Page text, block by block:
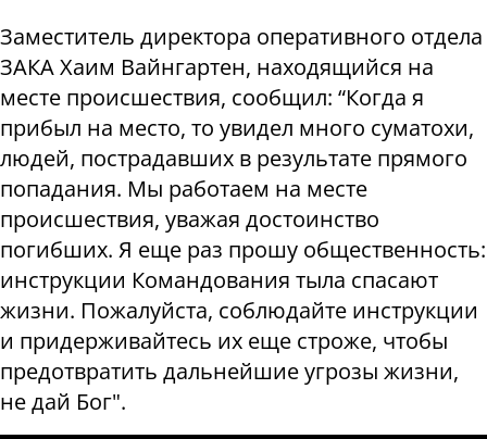
Заместитель директора оперативного отдела
ЗАКА Хаим Вайнгартен, находящийся на
месте происшествия, сообщил: “Когда я
прибыл на место, то увидел много суматохи,
людей, пострадавших в результате прямого
попадания. Мы работаем на месте
происшествия, уважая достоинство
погибших. Я еще раз прошу общественность:
инструкции Командования тыла спасают
жизни. Пожалуйста, соблюдайте инструкции
и придерживайтесь их еще строже, чтобы
предотвратить дальнейшие угрозы жизни,
не дай Бог".